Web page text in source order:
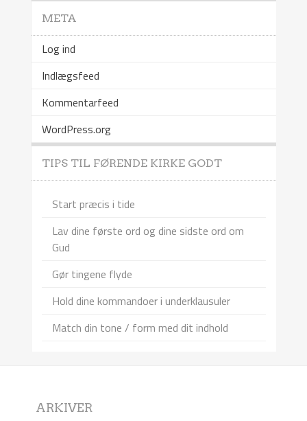
META
Log ind
Indlægsfeed
Kommentarfeed
WordPress.org
TIPS TIL FØRENDE KIRKE GODT
Start præcis i tide
Lav dine første ord og dine sidste ord om
Gud
Gør tingene flyde
Hold dine kommandoer i underklausuler
Match din tone / form med dit indhold
ARKIVER